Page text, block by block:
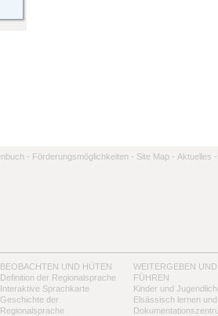
- Förderungsmöglichkeiten - Site Map - Aktuelles -
BEOBACHTEN UND HÜTEN
Definition der Regionalsprache
Interaktive Sprachkarte
Geschichte der
Regionalsprache
WEITERGEBEN UND
FÜHREN
Kinder und
Elsässisch lernen